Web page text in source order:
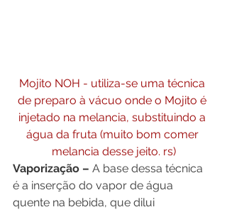
Mojito NOH - utiliza-se uma técnica
de preparo à vácuo onde o Mojito é
injetado na melancia, substituindo a
água da fruta (muito bom comer
melancia desse jeito. rs)
Vaporização – A base dessa técnica
é a inserção do vapor de água
quente na bebida, que dilui